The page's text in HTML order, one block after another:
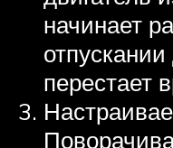
начинает
перестает